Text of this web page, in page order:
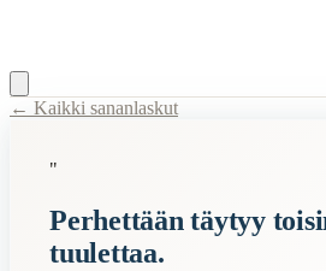
Description:Janssonin viisaus
Semantic Themes
← Kaikki sananlaskut
"
Perhettään täytyy
tuulettaa.